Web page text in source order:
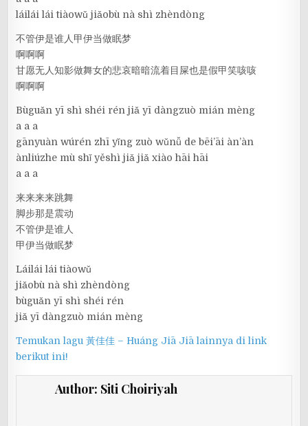
láilái lái tiàowǔ jiǎobù nà shì zhèndòng
不管伊是谁人甲伊当做眠梦
啊啊啊
甘愿无人知影做舞女的悲哀暗暗流着目屎也是假甲笑咳咳
啊啊啊
Bùguǎn yī shì shéi rén jiǎ yī dàngzuò mián mèng
a a a
gānyuàn wúrén zhī yǐng zuò wǔnǚ de bēi’āi àn’àn
ànliúzhe mù shǐ yěshì jiǎ jiǎ xiào hāi hāi
a a a
来来来来跳舞
脚步那是震动
不管伊是谁人
甲伊当做眠梦
Láilái lái tiàowǔ
jiǎobù nà shì zhèndòng
bùguǎn yī shì shéi rén
jiǎ yī dàngzuò mián mèng
Temukan lagu 黃佳佳 – Huáng Jiā Jiā lainnya di link
berikut ini!
Author: Siti Choiriyah